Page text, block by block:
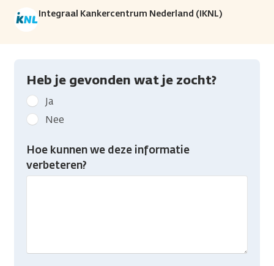
Integraal Kankercentrum Nederland (IKNL)
Heb je gevonden wat je zocht?
Geef
kanker.nl
feedback:
Heb
gevonden
Ja
Nee
Hoe kunnen we deze informatie
verbeteren?